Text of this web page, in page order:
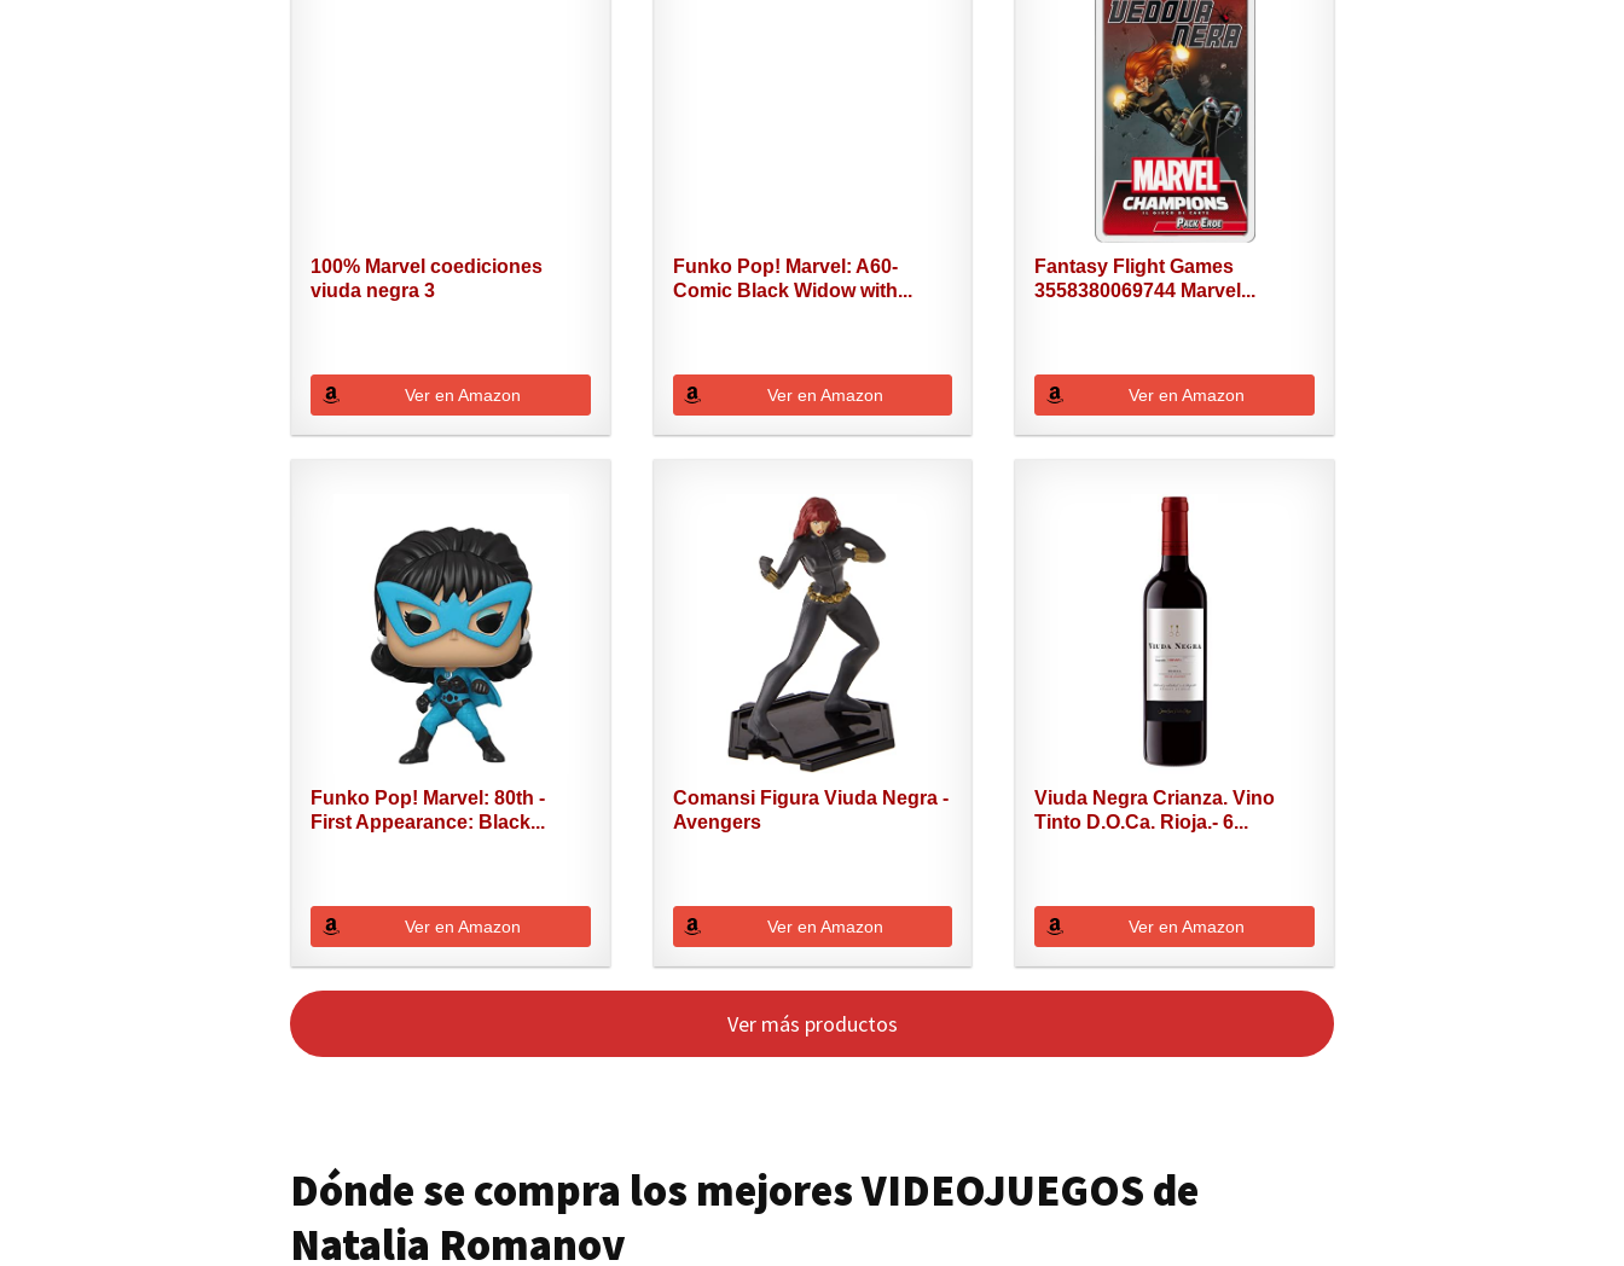
100% Marvel coediciones
viuda negra 3
Ver en Amazon
Funko Pop! Marvel: A60-
Comic Black Widow with...
Ver en Amazon
Fantasy Flight Games
3558380069744 Marvel...
Ver en Amazon
Funko Pop! Marvel: 80th -
First Appearance: Black...
Ver en Amazon
Comansi Figura Viuda Negra -
Avengers
Ver en Amazon
Viuda Negra Crianza. Vino
Tinto D.O.Ca. Rioja.- 6...
Ver en Amazon
Ver más productos
Dónde se compra los mejoresVIDEOJUEGOS de
Natalia Romanov